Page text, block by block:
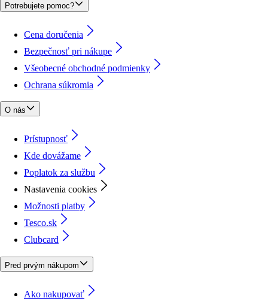
Potrebujete pomoc?
Cena doručenia
Bezpečnosť pri nákupe
Všeobecné obchodné podmienky
Ochrana súkromia
O nás
Prístupnosť
Kde dovážame
Poplatok za službu
Nastavenia cookies
Možnosti platby
Tesco.sk
Clubcard
Pred prvým nákupom
Ako nakupovať